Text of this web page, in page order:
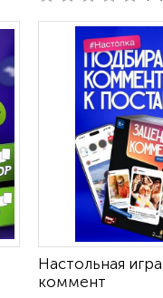
Настольная
коммент